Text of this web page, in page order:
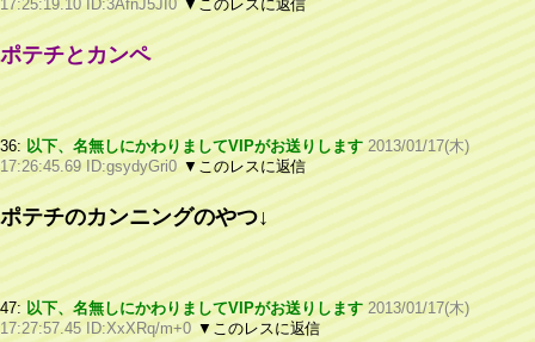
17:25:19.10 ID:3AfnJ5JI0 ▼このレスに返信
ポテチとカンペ
36: 以下、名無しにかわりましてVIPがお送りします 2013/01/17(木)
17:26:45.69 ID:gsydyGri0 ▼このレスに返信
ポテチのカンニングのやつ↓
47: 以下、名無しにかわりましてVIPがお送りします 2013/01/17(木)
17:27:57.45 ID:XxXRq/m+0 ▼このレスに返信